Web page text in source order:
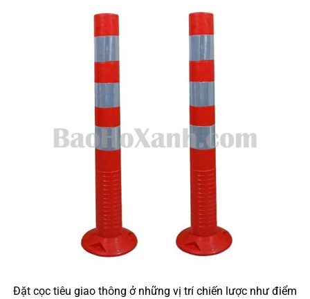
Đặt cọc tiêu giao thông ở những vị trí chiến lược như điểm